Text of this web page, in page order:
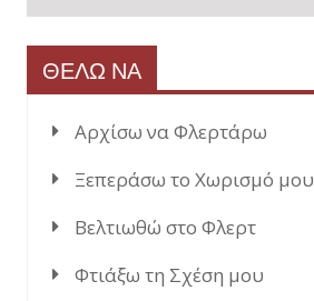
ΘΕΛΩ ΝΑ
Αρχίσω να Φλερτάρω
Ξεπεράσω το Χωρισμό μου
Βελτιωθώ στο Φλερτ
Φτιάξω τη Σχέση μου